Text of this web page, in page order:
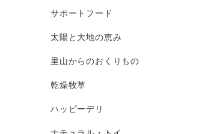
サポートフード
太陽と大地の恵み
里山からのおくりもの
乾燥牧草
ハッピーデリ